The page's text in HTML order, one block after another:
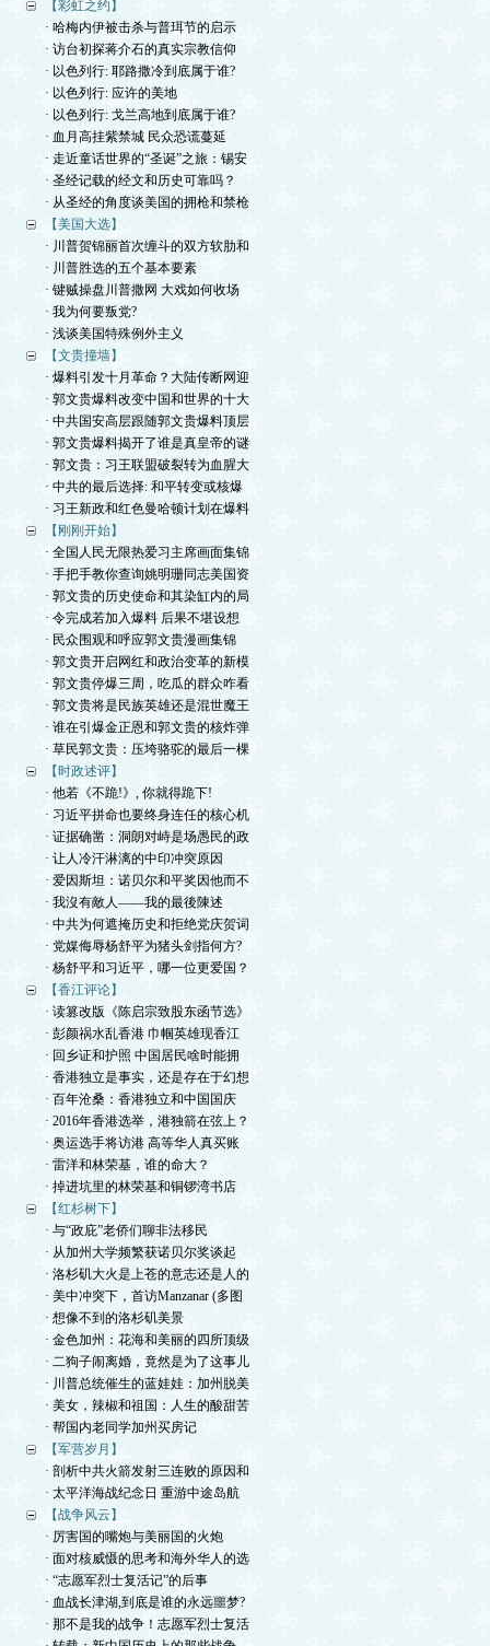
【彩虹之约】
· 哈梅内伊被击杀与普珥节的启示
· 访台初探蒋介石的真实宗教信仰
· 以色列行: 耶路撒冷到底属于谁?
· 以色列行: 应许的美地
· 以色列行: 戈兰高地到底属于谁?
· 血月高挂紫禁城 民众恐谎蔓延
· 走近童话世界的“圣诞”之旅：锡安
· 圣经记载的经文和历史可靠吗？
· 从圣经的角度谈美国的拥枪和禁枪
【美国大选】
· 川普贺锦丽首次缠斗的双方软肋和
· 川普胜选的五个基本要素
· 键贼操盘川普撒网 大戏如何收场
· 我为何要叛党?
· 浅谈美国特殊例外主义
【文贵撞墙】
· 爆料引发十月革命？大陆传断网迎
· 郭文贵爆料改变中国和世界的十大
· 中共国安高层跟随郭文贵爆料顶层
· 郭文贵爆料揭开了谁是真皇帝的谜
· 郭文贵：习王联盟破裂转为血腥大
· 中共的最后选择: 和平转变或核爆
· 习王新政和红色曼哈顿计划在爆料
【刚刚开始】
· 全国人民无限热爱习主席画面集锦
· 手把手教你查询姚明珊同志美国资
· 郭文贵的历史使命和其染缸内的局
· 令完成若加入爆料 后果不堪设想
· 民众围观和呼应郭文贵漫画集锦
· 郭文贵开启网红和政治变革的新模
· 郭文贵停爆三周，吃瓜的群众咋看
· 郭文贵将是民族英雄还是混世魔王
· 谁在引爆金正恩和郭文贵的核炸弹
· 草民郭文贵：压垮骆驼的最后一棵
【时政述评】
· 他若《不跪!》, 你就得跪下!
· 习近平拼命也要终身连任的核心机
· 证据确凿：洞朗对峙是场愚民的政
· 让人冷汗淋漓的中印冲突原因
· 爱因斯坦：诺贝尔和平奖因他而不
· 我沒有敵人——我的最後陳述
· 中共为何遮掩历史和拒绝党庆贺词
· 党媒侮辱杨舒平为猪头剑指何方?
· 杨舒平和习近平，哪一位更爱国？
【香江评论】
· 读篡改版《陈启宗致股东函节选》
· 彭颜祸水乱香港 巾帼英雄现香江
· 回乡证和护照 中国居民啥时能拥
· 香港独立是事实，还是存在于幻想
· 百年沧桑：香港独立和中国国庆
· 2016年香港选举，港独箭在弦上？
· 奥运选手将访港 高等华人真买账
· 雷洋和林荣基，谁的命大？
· 掉进坑里的林荣基和铜锣湾书店
【红杉树下】
· 与“政庇”老侨们聊非法移民
· 从加州大学频繁获诺贝尔奖谈起
· 洛杉矶大火是上苍的意志还是人的
· 美中冲突下，首访Manzanar (多图
· 想像不到的洛杉矶美景
· 金色加州：花海和美丽的四所顶级
· 二狗子闹离婚，竟然是为了这事儿
· 川普总统催生的蓝娃娃：加州脱美
· 美女，辣椒和祖国：人生的酸甜苦
· 帮国内老同学加州买房记
【军营岁月】
· 剖析中共火箭发射三连败的原因和
· 太平洋海战纪念日 重游中途岛航
【战争风云】
· 厉害国的嘴炮与美丽国的火炮
· 面对核威慑的思考和海外华人的选
· “志愿军烈士复活记”的后事
· 血战长津湖,到底是谁的永远噩梦?
· 那不是我的战争！志愿军烈士复活